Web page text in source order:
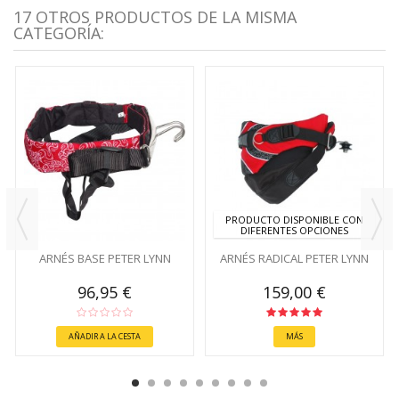
17 OTROS PRODUCTOS DE LA MISMA
CATEGORÍA:
ARNÉS BASE PETER LYNN
96,95 €
AÑADIR A LA CESTA
PRODUCTO DISPONIBLE CON
DIFERENTES OPCIONES
ARNÉS RADICAL PETER LYNN
159,00 €
MÁS